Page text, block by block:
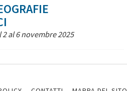
al 6 novembre 2025